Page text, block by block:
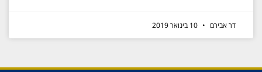
דר אבירם